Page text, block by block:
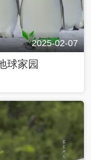
2025-02-07
球家园